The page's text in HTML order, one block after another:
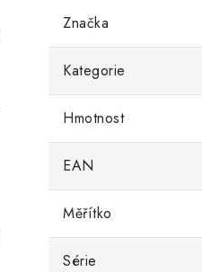
Značka
Kategorie
Hmotnost
EAN
Měřítko
Série